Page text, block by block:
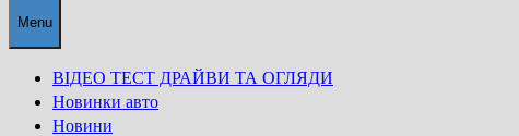
Menu
ВІДЕО ТЕСТ ДРАЙВИ ТА ОГЛЯДИ
Новинки авто
Новини